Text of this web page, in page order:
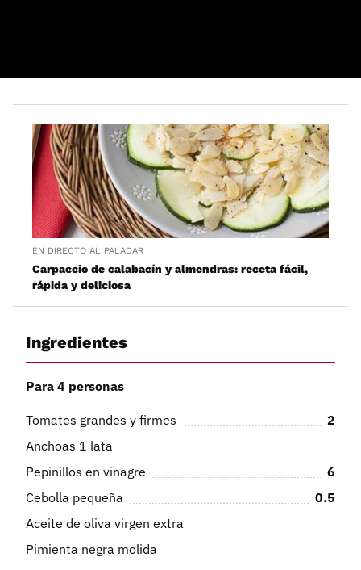
EN DIRECTO AL PALADAR
Carpaccio de calabacín y almendras: receta fácil,
rápida y deliciosa
Ingredientes
Para 4 personas
Tomates grandes y firmes
2
Anchoas 1 lata
Pepinillos en vinagre
6
Cebolla pequeña
0.5
Aceite de oliva virgen extra
Pimienta negra molida